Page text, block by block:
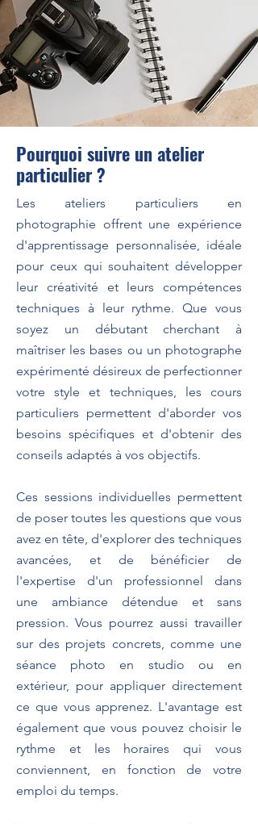
Pourquoi suivre un atelier
particulier ?
Les ateliers particuliers en
photographie offrent une expérience
d'apprentissage personnalisée, idéale
pour ceux qui souhaitent développer
leur créativité et leurs compétences
techniques à leur rythme. Que vous
soyez un débutant cherchant à
maîtriser les bases ou un photographe
expérimenté désireux de perfectionner
votre style et techniques, les cours
particuliers permettent d'aborder vos
besoins spécifiques et d'obtenir des
conseils adaptés à vos objectifs.
Ces sessions individuelles permettent
de poser toutes les questions que vous
avez en tête, d'explorer des techniques
avancées, et de bénéficier de
l'expertise d'un professionnel dans
une ambiance détendue et sans
pression. Vous pourrez aussi travailler
sur des projets concrets, comme une
séance photo en studio ou en
extérieur, pour appliquer directement
ce que vous apprenez. L'avantage est
également que vous pouvez choisir le
rythme et les horaires qui vous
conviennent, en fonction de votre
emploi du temps.